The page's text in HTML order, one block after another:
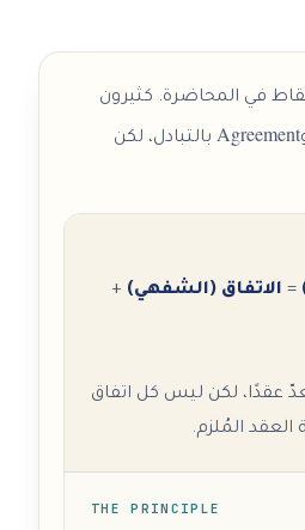
في المحاضرة. كثيرون
Agreement بالتبادل، لكن
= الاتفاق (الشفهي) +
عقدًا، لكن ليس كل اتفاق
المُلزم.
THE PRINCIPLE